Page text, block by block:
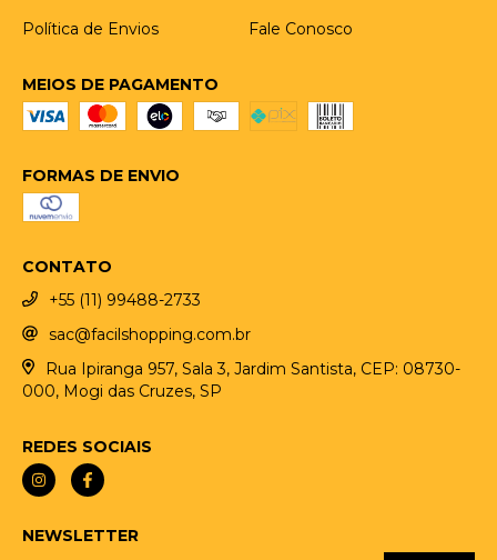
Política de Envios Fale Conosco
MEIOS DE PAGAMENTO
FORMAS DE ENVIO
CONTATO
+55 (11) 99488-2733
sac@facilshopping.com.br
Rua Ipiranga 957, Sala 3, Jardim Santista, CEP: 08730-
000, Mogi das Cruzes, SP
REDES SOCIAIS
NEWSLETTER